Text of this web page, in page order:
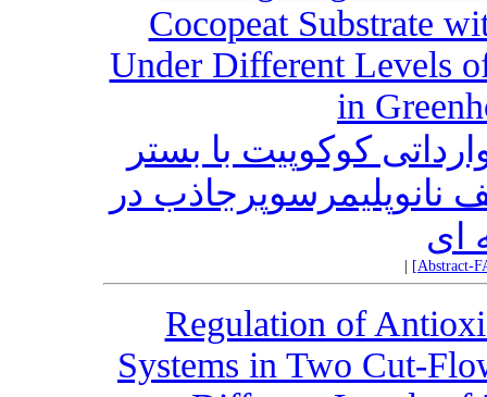
Cocopeat Substrate
Under Different Levels
in
کوکوپیت با بستر
در
ای
[Abstract-
Regulation of
Systems in Two Cut-